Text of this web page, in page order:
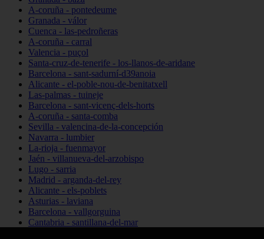
A-coruña - pontedeume
Granada - válor
Cuenca - las-pedroñeras
A-coruña - carral
Valencia - puçol
Santa-cruz-de-tenerife - los-llanos-de-aridane
Barcelona - sant-sadurní-d39anoia
Alicante - el-poble-nou-de-benitatxell
Las-palmas - tuineje
Barcelona - sant-vicenç-dels-horts
A-coruña - santa-comba
Sevilla - valencina-de-la-concepción
Navarra - lumbier
La-rioja - fuenmayor
Jaén - villanueva-del-arzobispo
Lugo - sarria
Madrid - arganda-del-rey
Alicante - els-poblets
Asturias - laviana
Barcelona - vallgorguina
Cantabria - santillana-del-mar